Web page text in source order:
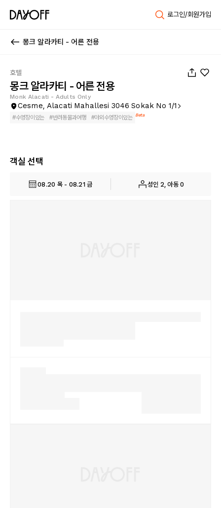
로그인/회원가입
몽크 알라카티 - 어른 전용
호텔
몽크 알라카티 - 어른 전용
Monk Alacati - Adults Only
Cesme, Alacati Mahallesi 3046 Sokak No 1/1
#수영장이있는 #반려동물과여행 #야외수영장이있는 Beta
객실 선택
08.20 목 - 08.21 금 성인 2, 아동 0